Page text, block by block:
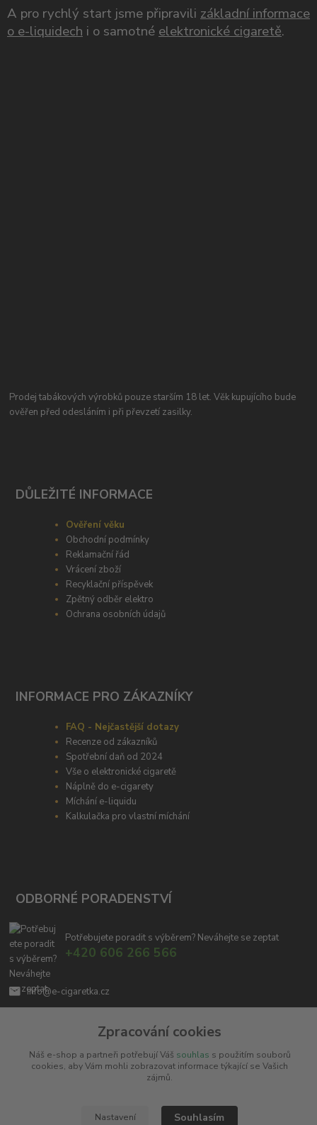
A pro rychlý start jsme připravili základní informace
o e-liquidech i o samotné elektronické cigaretě.
Prodej tabákových výrobků pouze starším 18 let. Věk kupujícího bude
ověřen před odesláním i při převzetí zasilky.
DŮLEŽITÉ INFORMACE
Ověření věku
Obchodní podmínky
Reklamační řád
Vrácení zboží
Recyklační příspěvek
Zpětný odběr elektro
Ochrana osobních údajů
INFORMACE PRO ZÁKAZNÍKY
FAQ - Nejčastější dotazy
Recenze od zákazníků
Spotřební daň od 2024
Vše o elektronické cigaretě
Náplně do e-cigarety
Míchání e-liquidu
Kalkulačka pro vlastní míchání
ODBORNÉ PORADENSTVÍ
Potřebujete poradit s výběrem? Neváhejte se zeptat
+420 606 266 566
info@e-cigaretka.cz
Zpracování cookies
Náš e-shop a partneři potřebují Váš souhlas s použitím souborů
cookies, aby Vám mohli zobrazovat informace týkající se Vašich
zájmů.
Nastavení Souhlasím